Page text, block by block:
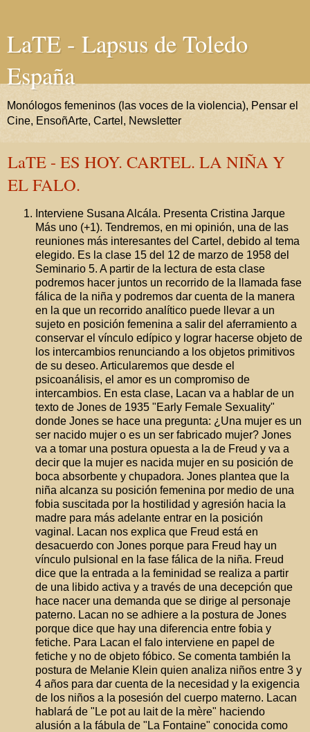
LaTE - Lapsus de Toledo
España
Monólogos femeninos (las voces de la violencia), Pensar el
Cine, EnsoñArte, Cartel, Newsletter
LaTE - ES HOY. CARTEL. LA NIÑA Y
EL FALO.
Interviene Susana Alcála. Presenta Cristina Jarque
Más uno (+1). Tendremos, en mi opinión, una de las
reuniones más interesantes del Cartel, debido al tema
elegido. Es la clase 15 del 12 de marzo de 1958 del
Seminario 5. A partir de la lectura de esta clase
podremos hacer juntos un recorrido de la llamada fase
fálica de la niña y podremos dar cuenta de la manera
en la que un recorrido analítico puede llevar a un
sujeto en posición femenina a salir del aferramiento a
conservar el vínculo edípico y lograr hacerse objeto de
los intercambios renunciando a los objetos primitivos
de su deseo. Articularemos que desde el
psicoanálisis, el amor es un compromiso de
intercambios. En esta clase, Lacan va a hablar de un
texto de Jones de 1935 "Early Female Sexuality"
donde Jones se hace una pregunta: ¿Una mujer es un
ser nacido mujer o es un ser fabricado mujer? Jones
va a tomar una postura opuesta a la de Freud y va a
decir que la mujer es nacida mujer en su posición de
boca absorbente y chupadora. Jones plantea que la
niña alcanza su posición femenina por medio de una
fobia suscitada por la hostilidad y agresión hacia la
madre para más adelante entrar en la posición
vaginal. Lacan nos explica que Freud está en
desacuerdo con Jones porque para Freud hay un
vínculo pulsional en la fase fálica de la niña. Freud
dice que la entrada a la feminidad se realiza a partir
de una libido activa y a través de una decepción que
hace nacer una demanda que se dirige al personaje
paterno. Lacan no se adhiere a la postura de Jones
porque dice que hay una diferencia entre fobia y
fetiche. Para Lacan el falo interviene en papel de
fetiche y no de objeto fóbico. Se comenta también la
postura de Melanie Klein quien analiza niños entre 3 y
4 años para dar cuenta de la necesidad y la exigencia
de los niños a la posesión del cuerpo materno. Lacan
hablará de "Le pot au lait de la mère" haciendo
alusión a la fábula de "La Fontaine" conocida como